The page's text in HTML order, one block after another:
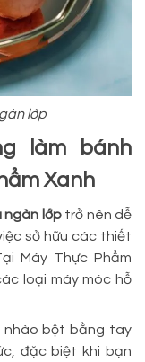
lớp
làm bánh
Xanh
ngàn lớp trở nên dễ
sở hữu các thiết
Máy Thực Phẩm
loại máy móc hỗ
nhào bột bằng tay
đặc biệt khi bạn